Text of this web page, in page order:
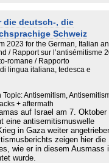
die deutsch-, die
Schweiz
2023 for the German, Italian
/ Rapport sur l’antisémitisme
romane / Rapporto
lingua italiana, tedesca e
Antisemitism,
+ aftermath
auf Israel am 7. Oktober
eine antisemitismuswelle
in Gaza weiter
zeigen hier die
wie er in diesem Ausmass
wurde.